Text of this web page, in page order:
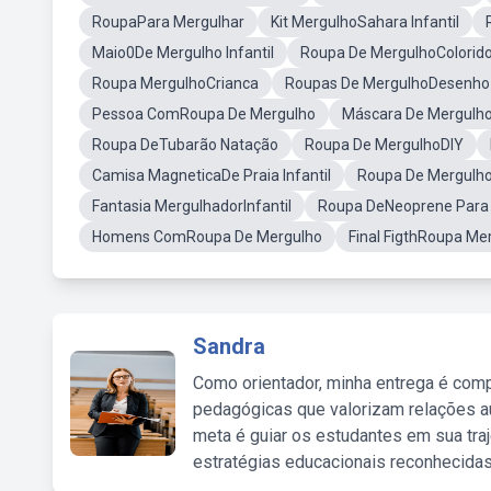
RoupaPara Mergulhar Kit MergulhoSahara Infantil
Maio0De Mergulho Infantil
Roupa De
Roupa MergulhoCrianca
Roupas De
Pessoa ComRoupa De Mergulho
Máscara De
Roupa DeTubarão Natação
Roupa De MergulhoDIY
Camisa MagneticaDe Praia Infantil
Roupa De
Fantasia MergulhadorInfantil
Roupa DeNeoprene
Homens ComRoupa De Mergulho
Final FigthRoupa
Sandra
Como orientador, minha entrega é
pedagógicas que valorizam relações
meta é guiar os estudantes em sua
estratégias educacionais